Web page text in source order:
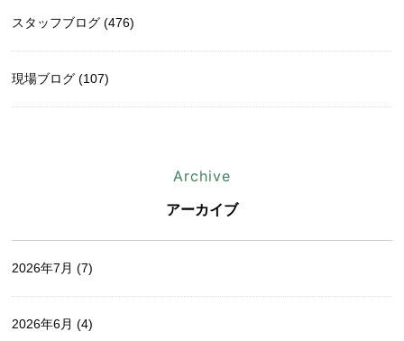
スタッフブログ (476)
現場ブログ (107)
Archive
アーカイブ
2026年7月 (7)
2026年6月 (4)